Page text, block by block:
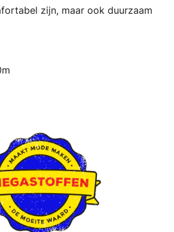
zijn, maar ook duurzaam